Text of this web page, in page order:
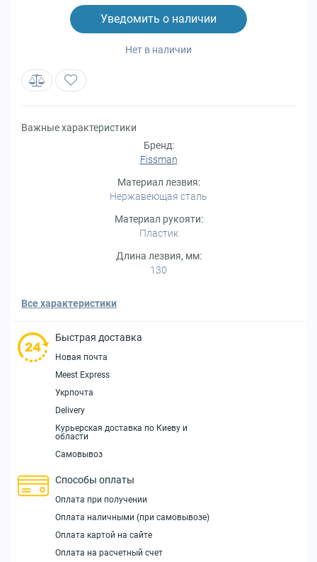
Нет в наличии
Уведомить о наличии
Важные характеристики
Бренд:
Fissman
Материал лезвия:
Нержавеющая сталь
Материал рукояти:
Пластик
Длина лезвия, мм:
130
Все характеристики
Быстрая доставка
Новая почта
Meest Express
Укрпочта
Delivery
Курьерская доставка по Киеву и
области
Самовывоз
Способы оплаты
Оплата при получении
Оплата наличными (при самовывозе)
Оплата картой на сайте
Оплата на расчетный счет